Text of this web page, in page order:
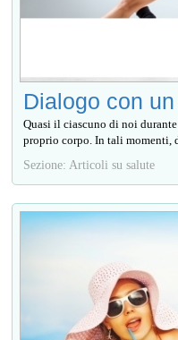
Dialogo con
Quasi il ciascuno di noi
proprio corpo. In tali momenti,
Sezione: Articoli su salute